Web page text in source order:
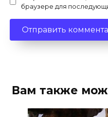
браузере для
Вам также